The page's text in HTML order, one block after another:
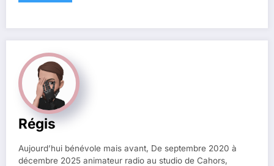
Régis
Aujourd’hui bénévole mais avant, De septembre 2020 à
décembre 2025 animateur radio au studio de Cahors,